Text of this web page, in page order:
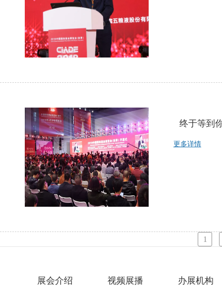
终于等到
更多详情
1
展会介绍 视频展播 办展机构